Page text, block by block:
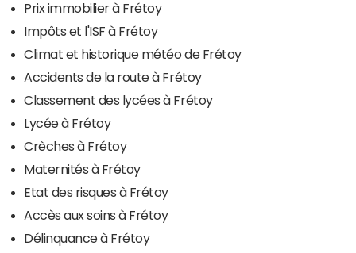
Prix immobilier à Frétoy
Impôts et l'ISF à Frétoy
Climat et historique météo de Frétoy
Accidents de la route à Frétoy
Classement des lycées à Frétoy
Lycée à Frétoy
Crèches à Frétoy
Maternités à Frétoy
Etat des risques à Frétoy
Accès aux soins à Frétoy
Délinquance à Frétoy